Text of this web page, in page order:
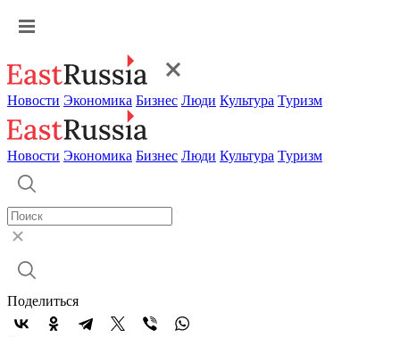
Новости Экономика Бизнес Люди Культура Туризм
Новости Экономика Бизнес Люди Культура Туризм
Поделиться